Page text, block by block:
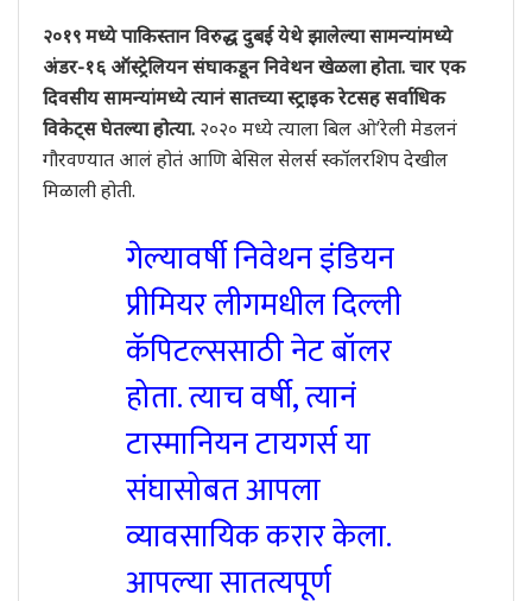
२०१९ मध्ये पाकिस्तान विरुद्ध दुबई येथे झालेल्या सामन्यांमध्ये
अंडर-१६ ऑस्ट्रेलियन संघाकडून निवेथन खेळला होता. चार एक
दिवसीय सामन्यांमध्ये त्यानं सातच्या स्ट्राइक रेटसह सर्वाधिक
विकेट्स घेतल्या होत्या. २०२० मध्ये त्याला बिल ओ’रेली मेडलनं
गौरवण्यात आलं होतं आणि बेसिल सेलर्स स्कॉलरशिप देखील
मिळाली होती.
गेल्यावर्षी निवेथन इंडियन
प्रीमियर लीगमधील दिल्ली
कॅपिटल्ससाठी नेट बॉलर
होता. त्याच वर्षी, त्यानं
टास्मानियन टायगर्स या
संघासोबत आपला
व्यावसायिक करार केला.
आपल्या सातत्यपूर्ण